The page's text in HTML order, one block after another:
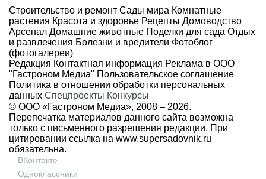
Строительство и ремонт Сады мира Комнатные
растения Красота и здоровье Рецепты Домоводство
Арсенал Домашние животные Поделки для сада Отдых
и развлечения Болезни и вредители Фотоблог
(фотогалереи)
Редакция Контактная информация Реклама в ООО
"Гастроном Медиа" Пользовательское соглашение
Политика в отношении обработки персональных
данных Спецпроекты Конкурсы
© ООО «Гастроном Медиа», 2008 – 2026.
Перепечатка материалов данного сайта возможна
только с письменного разрешения редакции. При
цитировании ссылка на www.supersadovnik.ru
обязательна.
ВКонтакте
Одноклассники